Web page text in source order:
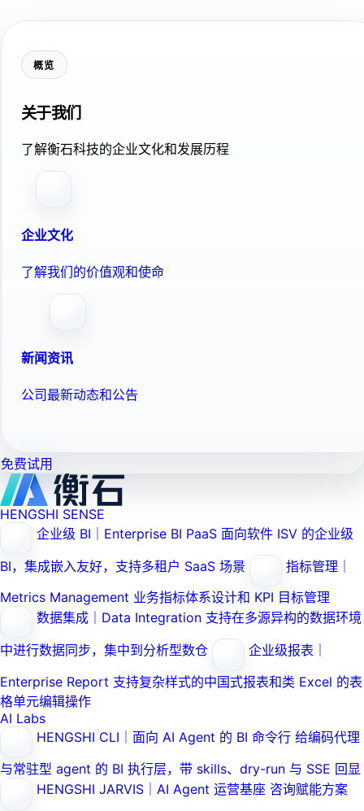
概览
关于我们
了解衡石科技的企业文化和发展历程
企业文化
了解我们的价值观和使命
新闻资讯
公司最新动态和公告
免费试用
HENGSHI SENSE
企业级 BI｜Enterprise BI PaaS 面向软件 ISV 的企业级
BI，集成嵌入友好，支持多租户 SaaS 场景
指标管理｜
Metrics Management 业务指标体系设计和 KPI 目标管理
数据集成｜Data Integration 支持在多源异构的数据环境
中进行数据同步，集中到分析型数仓
企业级报表｜
Enterprise Report 支持复杂样式的中国式报表和类 Excel 的表
格单元编辑操作
AI Labs
HENGSHI CLI｜面向 AI Agent 的 BI 命令行 给编码代理
与常驻型 agent 的 BI 执行层，带 skills、dry-run 与 SSE 回显
HENGSHI JARVIS｜AI Agent 运营基座 咨询赋能方案